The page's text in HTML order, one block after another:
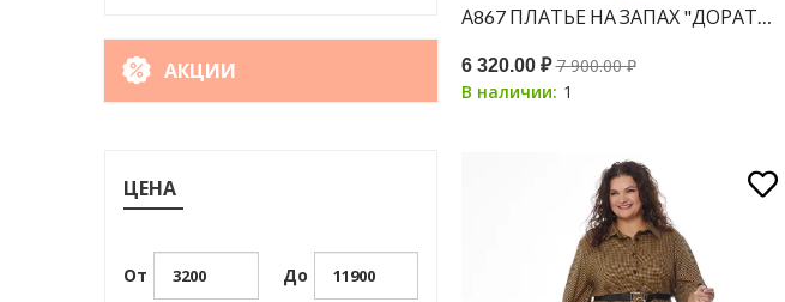
АКЦИИ
ЦЕНА
От До
А867 ПЛАТЬЕ НА ЗАПАХ
6 320.00 ₽7 900.00 ₽
В наличии: 1